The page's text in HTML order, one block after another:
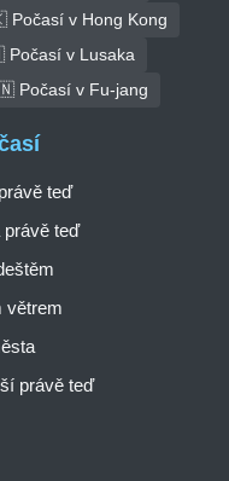
v Hong Kong
v Lusaka
Počasí v Fu-jang
teď
právě teď
větrem
právě teď